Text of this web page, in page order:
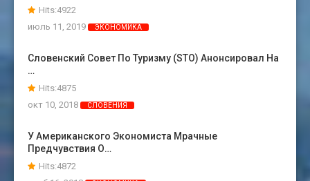
Hits:4922
июль 11, 2019
ЭКОНОМИКА
Словенский Совет По Туризму (STO) Анонсировал На
…
Hits:4875
окт 10, 2018
СЛОВЕНИЯ
У Американского Экономиста Мрачные
Предчувствия О…
Hits:4872